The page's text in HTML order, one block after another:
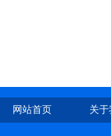
网站首页 关